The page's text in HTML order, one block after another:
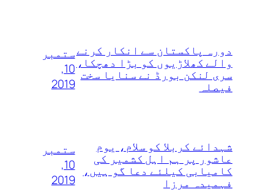
دورہ پاکستان سے انکار کرنے
والے کھلاڑیوں‌ کو بڑا دھچکا،
سری لنکن بورڈ نے سنایا سخت
فیصلہ
ستمبر
10,
2019
شہدائے کربلا کو سلام، یوم
عاشور پر ہم اہل کشمیر کی
کامیابی کیلئے دعا گو ہیں،
فہمیدہ مرزا
ستمبر
10,
2019